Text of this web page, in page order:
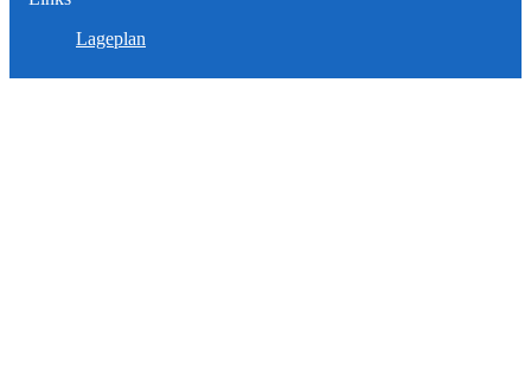
Lageplan